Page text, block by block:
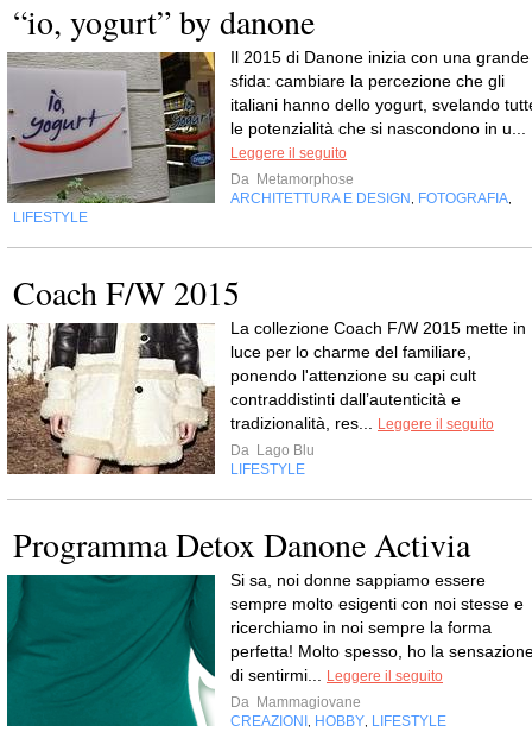
“io, yogurt” by danone
Il 2015 di Danone inizia con una grande
sfida: cambiare la percezione che gli
italiani hanno dello yogurt, svelando
le potenzialità che si nascondono in u...
Leggere il seguito
Da Metamorphose
ARCHITETTURA E DESIGN FOTOGRAFIA
LIFESTYLE
Coach F/W 2015
La collezione Coach F/W 2015 mette in
luce per lo charme del familiare,
ponendo l'attenzione su capi cult
contraddistinti dall’autenticità e
tradizionalità, res...
Leggere il seguito
Da Lago Blu
LIFESTYLE
Programma Detox Danone Activia
Si sa, noi donne sappiamo essere
sempre molto esigenti con noi stesse e
ricerchiamo in noi sempre la forma
perfetta! Molto spesso, ho la
di sentirmi...
Leggere il seguito
Da Mammagiovane
CREAZIONI HOBBY LIFESTYLE